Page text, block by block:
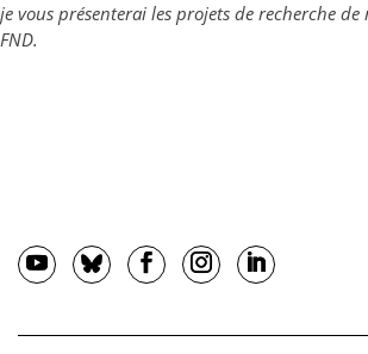
je vous présenterai les projets de recherche de
FND.